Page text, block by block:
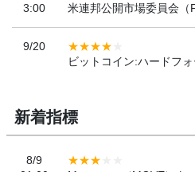
3:00
米連邦公開市場委員会（
9/20
ビットコイン:ハードフ
新着指標
8/9